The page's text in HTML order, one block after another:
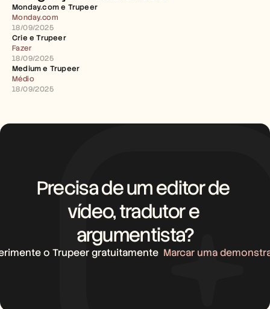
Monday.com e Trupeer
Monday.com
18/09/2025
Crie e Trupeer
Fazer
18/09/2025
Medium e Trupeer
Médio
18/09/2025
Precisa de um editor de
vídeo, tradutor e
argumentista?
o Trupeer gratuitamente Marcar uma
Centro de Ajuda
Preços
Carreiras